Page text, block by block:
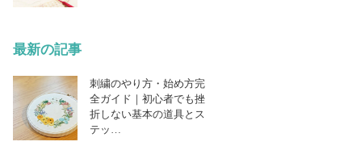
最新の記事
刺繍のやり方・始め方完
全ガイド｜初心者でも挫
折しない基本の道具とス
テッ…